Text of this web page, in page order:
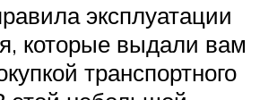
эксплуатации
которые выдали вам
транспортного